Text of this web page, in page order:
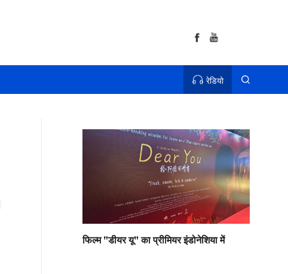
रेडियो
फिल्म "डीयर यू" का प्रीमियर इंडोनेशिया में